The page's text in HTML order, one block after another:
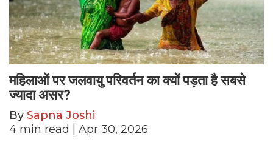
महिलाओं पर जलवायु परिवर्तन का क्यों पड़ता है सबसे
ज्यादा असर?
By Sapna Joshi
4 min read | Apr 30, 2026